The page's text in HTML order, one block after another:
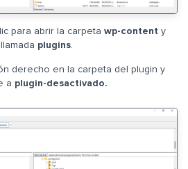
para abrir la carpeta wp-content y
plugins
derecho en la carpeta del plugin y
a plugin-desactivado.